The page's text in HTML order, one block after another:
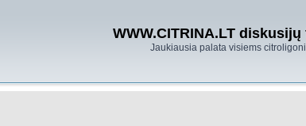
WWW.CITRINA.LT
Jaukiausia palata visiems